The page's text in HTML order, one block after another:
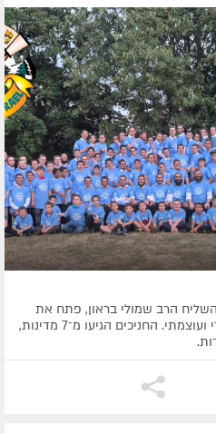
הרב שמולי בראון, פתח את
שעריו ל־117 ילדים שיחוו קיץ חסידי ועוצמתי. החניכים הגיעו מ־7 מדינות,